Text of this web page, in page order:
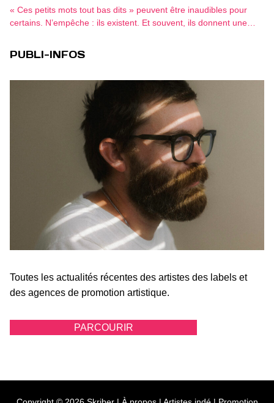
« Ces petits mots tout bas dits » peuvent être inaudibles pour
certains. N’empêche : ils existent. Et souvent, ils donnent une…
PUBLI-INFOS
Toutes les actualités récentes des artistes des labels et
des agences de promotion artistique.
PARCOURIR